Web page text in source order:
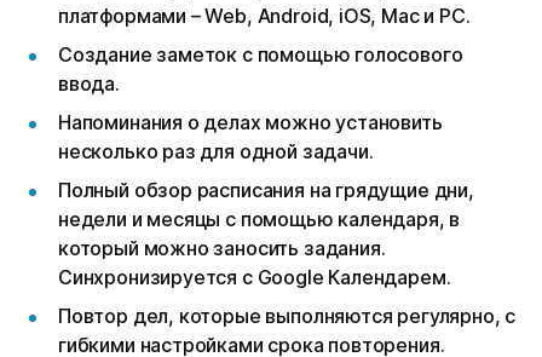
платформами – Web, Android, iOS, Mac и PC.
Создание заметок с помощью голосового
ввода.
Напоминания о делах можно установить
несколько раз для одной задачи.
Полный обзор расписания на грядущие дни,
недели и месяцы с помощью календаря, в
который можно заносить задания.
Синхронизируется с Google Календарем.
Повтор дел, которые выполняются регулярно, с
гибкими настройками срока повторения.